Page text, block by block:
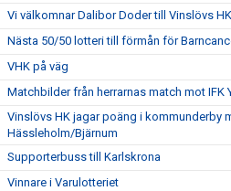
Vi välkomnar Dalibor Doder till Vinslövs HK
Nästa 50/50 lotteri till förmån för
VHK på väg
Matchbilder från herrarnas match mot IFK
Vinslövs HK jagar poäng i kommunderby
Hässleholm/Bjärnum
Supporterbuss till Karlskrona
Vinnare i Varulotteriet